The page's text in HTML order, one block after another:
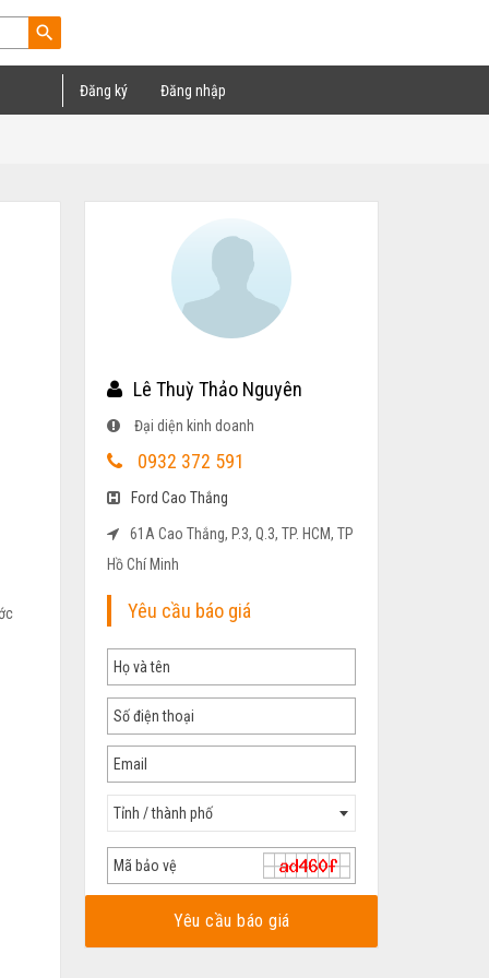
search
Đăng ký Đăng nhập
Lê Thuỳ Thảo Nguyên
Đại diện kinh doanh
0932 372 591
Ford Cao Thắng
61A Cao Thắng, P.3, Q.3, TP. HCM, TP
Hồ Chí Minh
Yêu cầu báo giá
Tỉnh / thành phố
Yêu cầu báo giá